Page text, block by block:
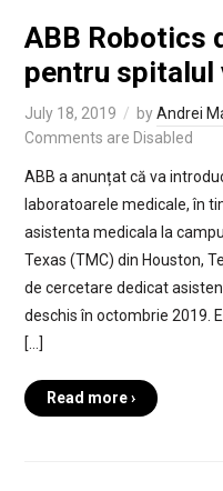
ABB Robotics
pentru
July 18, 2019 byAndrei
Comments are Disabled
ABB a anunțat că va
laboratoarele medicale, în
asistenta medicala la
Texas (TMC) din Houston,
de cercetare dedicat
deschis în octombrie 2019.
[…]
Read more ›